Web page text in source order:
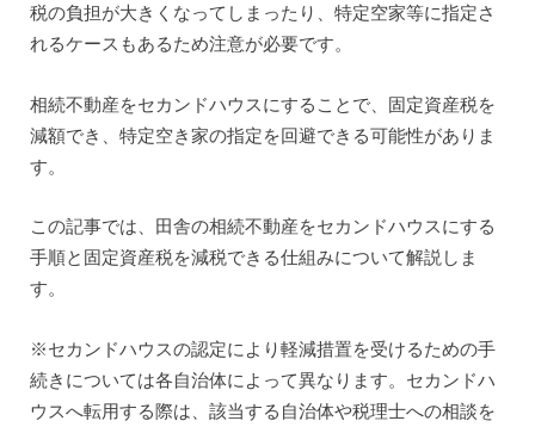
税の負担が大きくなってしまったり、特定空家等に指定さ
れるケースもあるため注意が必要です。
相続不動産をセカンドハウスにすることで、固定資産税を
減額でき、特定空き家の指定を回避できる可能性がありま
す。
この記事では、田舎の相続不動産をセカンドハウスにする
手順と固定資産税を減税できる仕組みについて解説しま
す。
※セカンドハウスの認定により軽減措置を受けるための手
続きについては各自治体によって異なります。セカンドハ
ウスへ転用する際は、該当する自治体や税理士への相談を